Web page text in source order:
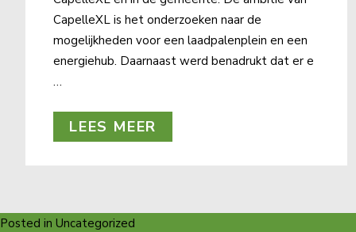
CapelleXL is het onderzoeken naar de
mogelijkheden voor een laadpalenplein en een
energiehub. Daarnaast werd benadrukt dat er e
…
LEES MEER
Posted in Uncategorized